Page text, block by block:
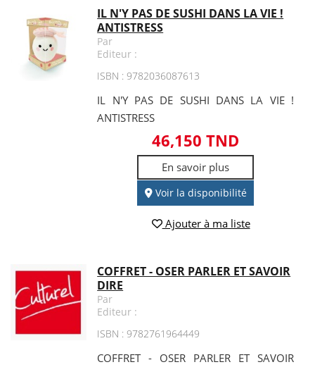
IL N'Y PAS DE SUSHI DANS LA VIE !
ANTISTRESS
Par
Editeur :
ISBN : 9782036087613
IL N'Y PAS DE SUSHI DANS LA VIE !
ANTISTRESS
46,150 TND
En savoir plus
Voir la disponibilité
Ajouter à ma liste
COFFRET - OSER PARLER ET SAVOIR
DIRE
Par
Editeur :
ISBN : 9782761964449
COFFRET - OSER PARLER ET SAVOIR